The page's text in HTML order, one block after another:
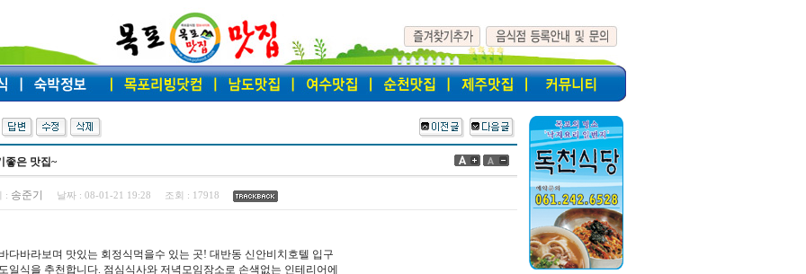
좋은 맛집~
: 송준기 날짜 : 08-01-21 19:28 조회 : 17918
다바라보며 맛있는 회정식먹을수 있는 곳! 대반동 신안비치호텔 입구
일식을 추천합니다. 점심식사와 저녁모임장소로 손색없는 인테리어에